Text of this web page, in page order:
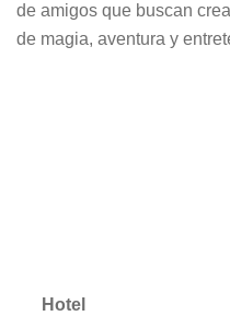
de amigos que buscan
de magia, aventura y
Hotel